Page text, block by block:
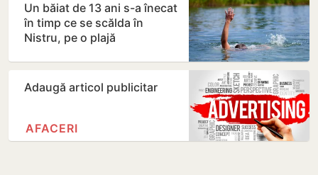
Un băiat de 13 ani s-a înecat
în timp ce se scălda în
Nistru, pe o plajă
Adaugă articol publicitar
AFACERI